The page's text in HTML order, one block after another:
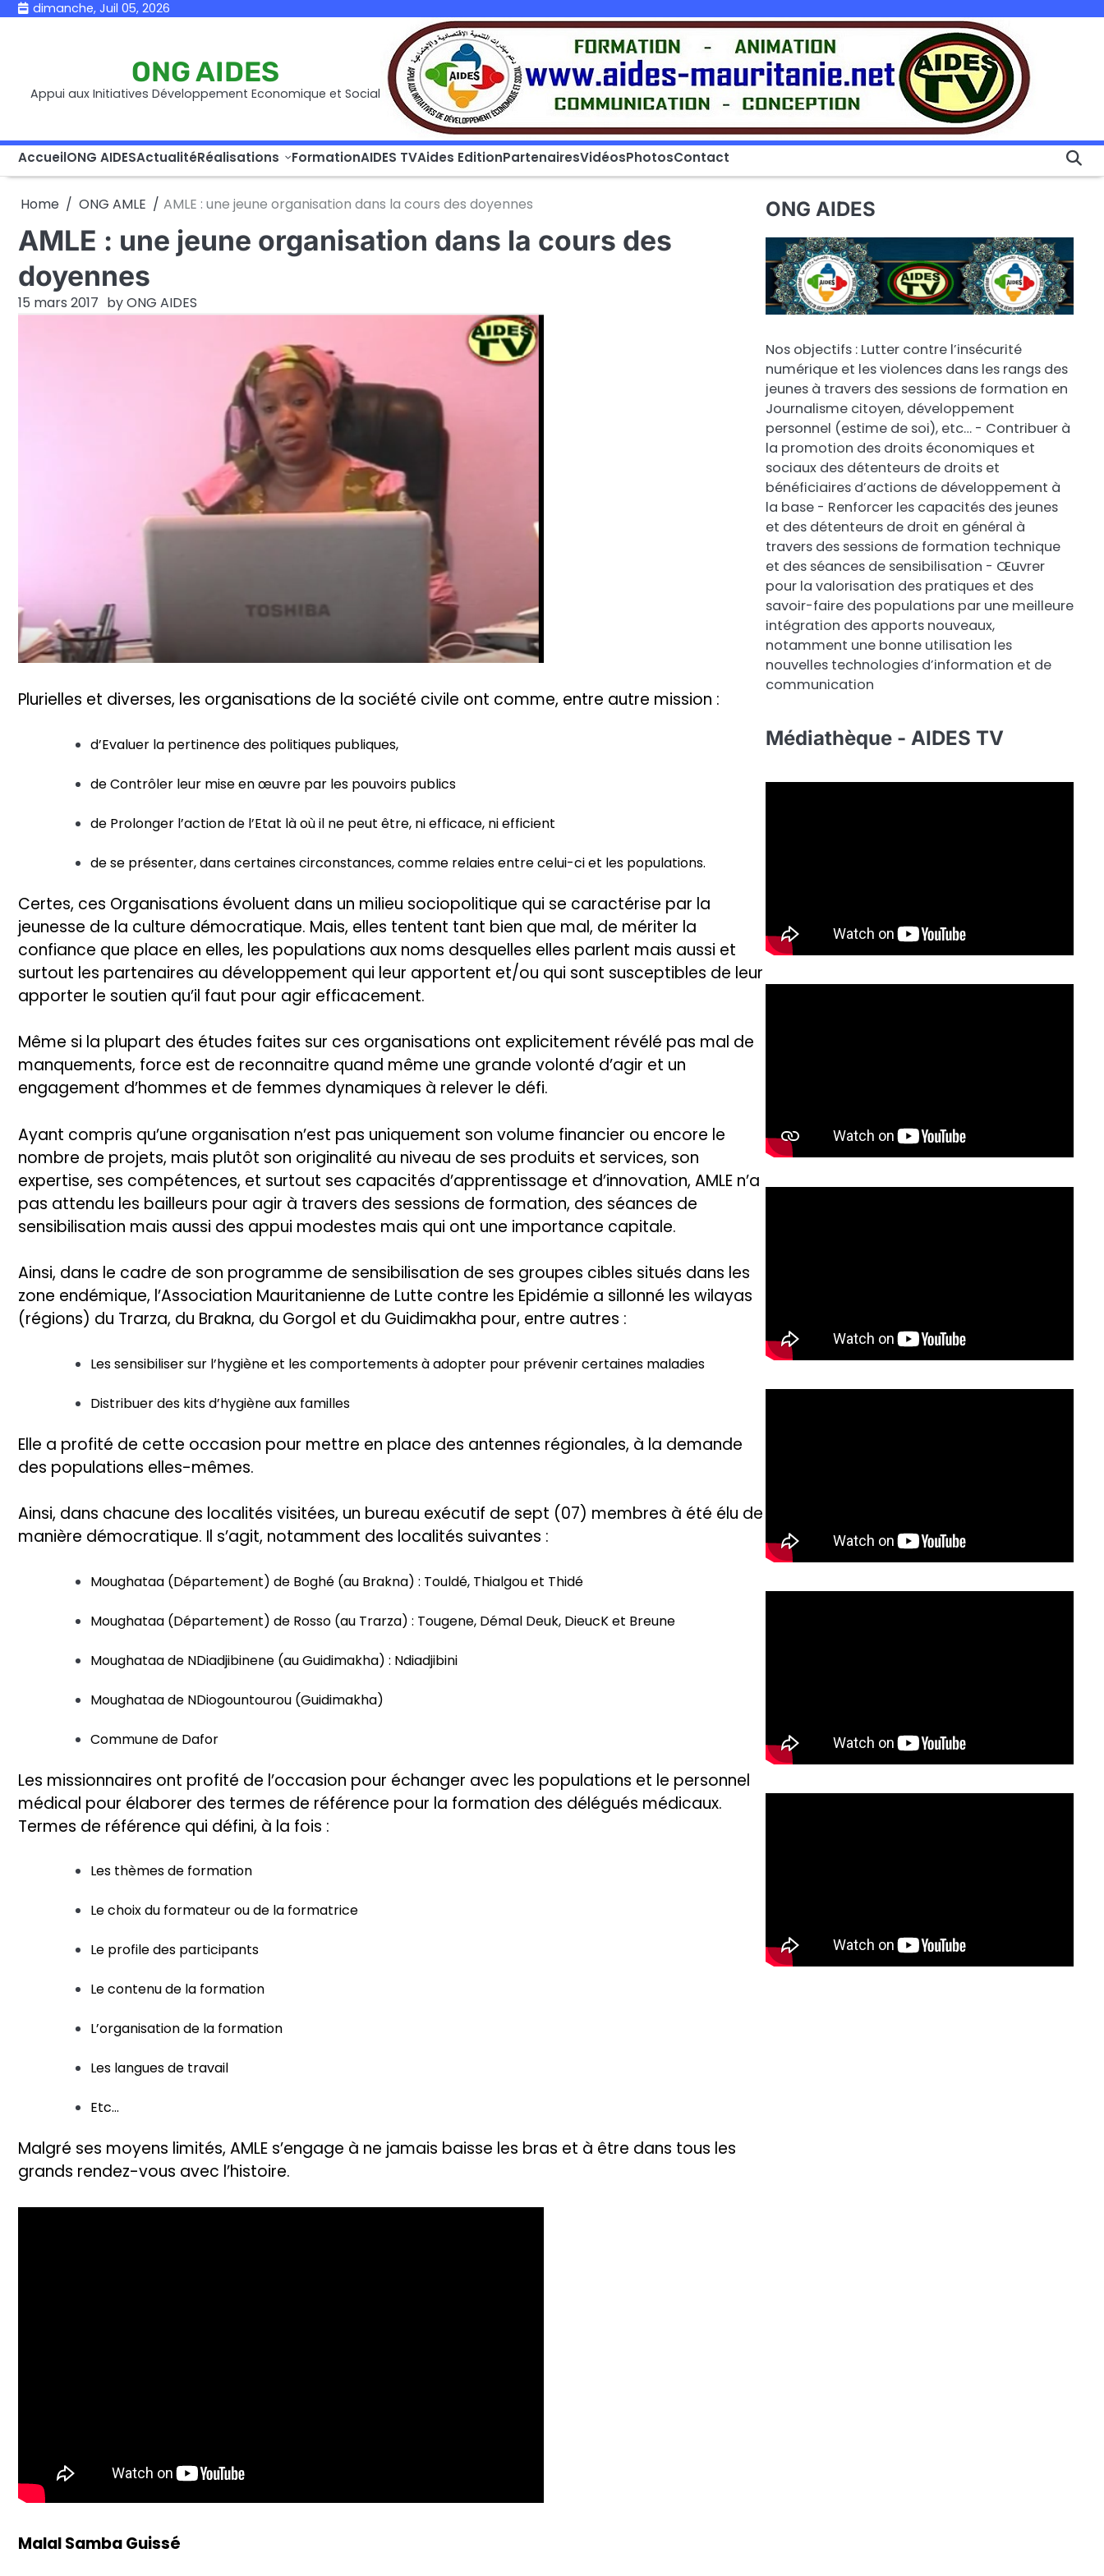
Skip dimanche, Juil 05, 2026
ONG AIDES
Appui aux Initiatives Développement Economique et Social
AccueilONG AIDESActualitéRéalisations FormationAIDES TVAides EditionPartenairesVidéosPhotosContact
Home ONG AMLE AMLE : une jeune organisation dans la cours des doyennes
AMLE : une jeune organisation dans la cours des
doyennes
15 mars 2017 byONG AIDES
Plurielles et diverses, les organisations de la société civile ont comme, entre autre mission :
d’Evaluer la pertinence des politiques publiques,
de Contrôler leur mise en œuvre par les pouvoirs publics
de Prolonger l’action de l’Etat là où il ne peut être, ni efficace, ni efficient
de se présenter, dans certaines circonstances, comme relaies entre celui-ci et les populations.
Certes, ces Organisations évoluent dans un milieu sociopolitique qui se caractérise par la
jeunesse de la culture démocratique. Mais, elles tentent tant bien que mal, de mériter la
confiance que place en elles, les populations aux noms desquelles elles parlent mais aussi et
surtout les partenaires au développement qui leur apportent et/ou qui sont susceptibles de leur
apporter le soutien qu’il faut pour agir efficacement.
Même si la plupart des études faites sur ces organisations ont explicitement révélé pas mal de
manquements, force est de reconnaitre quand même une grande volonté d’agir et un
engagement d’hommes et de femmes dynamiques à relever le défi.
Ayant compris qu’une organisation n’est pas uniquement son volume financier ou encore le
nombre de projets, mais plutôt son originalité au niveau de ses produits et services, son
expertise, ses compétences, et surtout ses capacités d’apprentissage et d’innovation, AMLE n’a
pas attendu les bailleurs pour agir à travers des sessions de formation, des séances de
sensibilisation mais aussi des appui modestes mais qui ont une importance capitale.
Ainsi, dans le cadre de son programme de sensibilisation de ses groupes cibles situés dans les
zone endémique, l’Association Mauritanienne de Lutte contre les Epidémie a sillonné les wilayas
(régions) du Trarza, du Brakna, du Gorgol et du Guidimakha pour, entre autres :
Les sensibiliser sur l’hygiène et les comportements à adopter pour prévenir certaines maladies
Distribuer des kits d’hygiène aux familles
Elle a profité de cette occasion pour mettre en place des antennes régionales, à la demande
des populations elles-mêmes.
Ainsi, dans chacune des localités visitées, un bureau exécutif de sept (07) membres à été élu de
manière démocratique. Il s’agit, notamment des localités suivantes :
Moughataa (Département) de Boghé (au Brakna) : Touldé, Thialgou et Thidé
Moughataa (Département) de Rosso (au Trarza) : Tougene, Démal Deuk, DieucK et Breune
Moughataa de NDiadjibinene (au Guidimakha) : Ndiadjibini
Moughataa de NDiogountourou (Guidimakha)
Commune de Dafor
Les missionnaires ont profité de l’occasion pour échanger avec les populations et le personnel
médical pour élaborer des termes de référence pour la formation des délégués médicaux.
Termes de référence qui défini, à la fois :
Les thèmes de formation
Le choix du formateur ou de la formatrice
Le profile des participants
Le contenu de la formation
L’organisation de la formation
Les langues de travail
Etc…
Malgré ses moyens limités, AMLE s’engage à ne jamais baisse les bras et à être dans tous les
grands rendez-vous avec l’histoire.
Malal Samba Guissé
ONG AIDES
Nos objectifs : Lutter contre l’insécurité
numérique et les violences dans les rangs des
jeunes à travers des sessions de formation en
Journalisme citoyen, développement
personnel (estime de soi), etc… - Contribuer à
la promotion des droits économiques et
sociaux des détenteurs de droits et
bénéficiaires d’actions de développement à
la base - Renforcer les capacités des jeunes
et des détenteurs de droit en général à
travers des sessions de formation technique
et des séances de sensibilisation - Œuvrer
pour la valorisation des pratiques et des
savoir-faire des populations par une meilleure
intégration des apports nouveaux,
notamment une bonne utilisation les
nouvelles technologies d’information et de
communication
Médiathèque - AIDES TV